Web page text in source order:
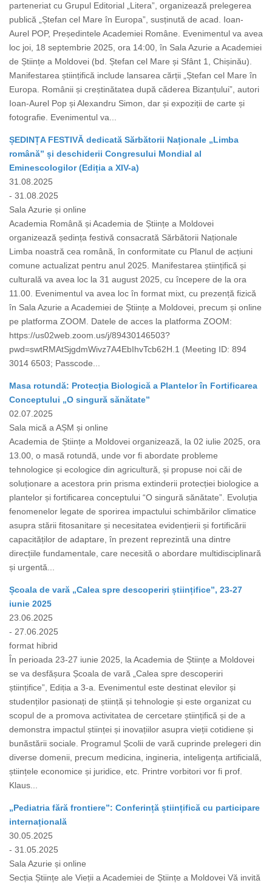
parteneriat cu Grupul Editorial „Litera”, organizează prelegerea
publică „Ștefan cel Mare în Europa”, susținută de acad. Ioan-
Aurel POP, Președintele Academiei Române. Evenimentul va avea
loc joi, 18 septembrie 2025, ora 14:00, în Sala Azurie a Academiei
de Științe a Moldovei (bd. Ștefan cel Mare și Sfânt 1, Chișinău).
Manifestarea științifică include lansarea cărții „Ștefan cel Mare în
Europa. Românii și creștinătatea după căderea Bizanțului”, autori
Ioan-Aurel Pop și Alexandru Simon, dar și expoziții de carte și
fotografie. Evenimentul va...
ȘEDINȚA FESTIVĂ dedicată Sărbătorii Naționale „Limba
română” și deschiderii Congresului Mondial al
Eminescologilor (Ediția a XIV-a)
31.08.2025
- 31.08.2025
Sala Azurie și online
Academia Română și Academia de Științe a Moldovei
organizează ședința festivă consacrată Sărbătorii Naționale
Limba noastră cea română, în conformitate cu Planul de acțiuni
comune actualizat pentru anul 2025. Manifestarea științifică și
culturală va avea loc la 31 august 2025, cu începere de la ora
11.00. Evenimentul va avea loc în format mixt, cu prezență fizică
în Sala Azurie a Academiei de Științe a Moldovei, precum și online
pe platforma ZOOM. Datele de acces la platforma ZOOM:
https://us02web.zoom.us/j/89430146503?
pwd=swtRMAtSjgdmWivz7A4EbIhvTcb62H.1 (Meeting ID: 894
3014 6503; Passcode...
Masa rotundă: Protecția Biologică a Plantelor în Fortificarea
Conceptului „O singură sănătate”
02.07.2025
Sala mică a AȘM și online
Academia de Științe a Moldovei organizează, la 02 iulie 2025, ora
13.00, o masă rotundă, unde vor fi abordate probleme
tehnologice și ecologice din agricultură, și propuse noi căi de
soluționare a acestora prin prisma extinderii protecției biologice a
plantelor și fortificarea conceptului “O singură sănătate”. Evoluția
fenomenelor legate de sporirea impactului schimbărilor climatice
asupra stării fitosanitare și necesitatea evidențierii și fortificării
capacităților de adaptare, în prezent reprezintă una dintre
direcțiile fundamentale, care necesită o abordare multidisciplinară
și urgentă...
Școala de vară „Calea spre descoperiri științifice”, 23-27
iunie 2025
23.06.2025
- 27.06.2025
format hibrid
În perioada 23-27 iunie 2025, la Academia de Științe a Moldovei
se va desfășura Școala de vară „Calea spre descoperiri
științifice”, Ediția a 3-a. Evenimentul este destinat elevilor și
studenților pasionați de știință și tehnologie și este organizat cu
scopul de a promova activitatea de cercetare științifică și de a
demonstra impactul științei și inovațiilor asupra vieții cotidiene și
bunăstării sociale. Programul Școlii de vară cuprinde prelegeri din
diverse domenii, precum medicina, ingineria, inteligența artificială,
științele economice și juridice, etc. Printre vorbitori vor fi prof.
Klaus...
„Pediatria fără frontiere”: Conferință științifică cu participare
internațională
30.05.2025
- 31.05.2025
Sala Azurie și online
Secția Științe ale Vieții a Academiei de Științe a Moldovei Vă invită